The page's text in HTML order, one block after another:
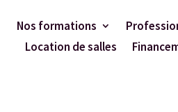
Nos formations
Location de salles